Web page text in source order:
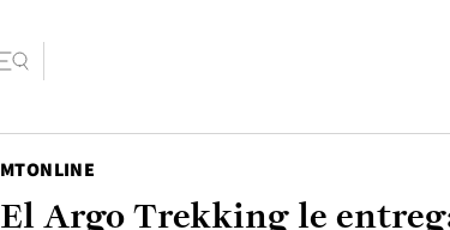
MTONLINE
El Argo Trekking le